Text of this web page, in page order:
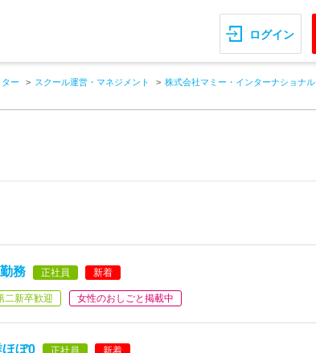
ログイン
ー スクール運営・マネジメント 株式会社マミー・インターナショナル
務 正社員 新着
二新卒歓迎 女性のおしごと掲載中
ぼ0 正社員 新着